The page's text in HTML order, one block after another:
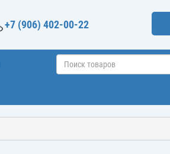
+7 (906) 402-00-22